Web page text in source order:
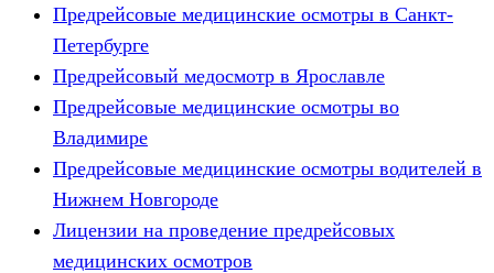
Предрейсовые медицинские осмотры в Санкт-
Петербурге
Предрейсовый медосмотр в Ярославле
Предрейсовые медицинские осмотры во
Владимире
Предрейсовые медицинские осмотры водителей в
Нижнем Новгороде
Лицензии на проведение предрейсовых
медицинских осмотров